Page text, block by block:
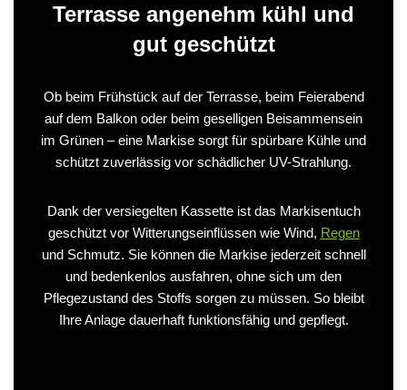
Terrasse angenehm kühl und
gut geschützt
Ob beim Frühstück auf der Terrasse, beim Feierabend
auf dem Balkon oder beim geselligen Beisammensein
im Grünen – eine Markise sorgt für spürbare Kühle und
schützt zuverlässig vor schädlicher UV-Strahlung.
Dank der versiegelten Kassette ist das Markisentuch
geschützt vor Witterungseinflüssen wie Wind, Regen
und Schmutz. Sie können die Markise jederzeit schnell
und bedenkenlos ausfahren, ohne sich um den
Pflegezustand des Stoffs sorgen zu müssen. So bleibt
Ihre Anlage dauerhaft funktionsfähig und gepflegt.